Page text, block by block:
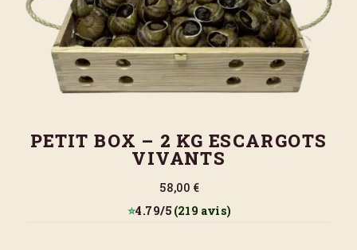
PETIT BOX – 2 KG ESCARGOTS
VIVANTS
58,00 €
⭐4.79/5(219 avis)